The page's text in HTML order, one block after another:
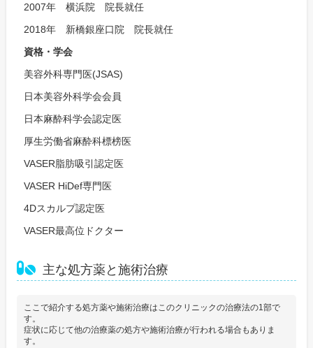
2007年 横浜院 院長就任
2018年 新橋銀座口院 院長就任
資格・学会
美容外科専門医(JSAS)
日本美容外科学会会員
日本麻酔科学会認定医
厚生労働省麻酔科標榜医
VASER脂肪吸引認定医
VASER HiDef専門医
4Dスカルプ認定医
VASER最高位ドクター
主な処方薬と施術治療
ここで紹介する処方薬や施術治療はこのクリニックの治療法の1部で
す。
症状に応じて他の治療薬の処方や施術治療が行われる場合もありま
す。